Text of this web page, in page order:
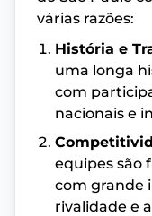
várias razões:
História e
uma longa
com
nacionais e
equipes são
com grande
rivalidade e